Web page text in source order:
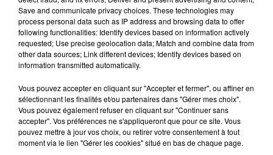
NÎMES : « LE RÊVE DU GLADIATEUR » INVESTIT
LES ARÈNES CES 3...
Après un franc succès l'été dernier, le spectacle « Le Rêve
du gladiateur » revient illuminer l'amphithéâtre romain les 6,
7 et 8 août. Une fresque nocturne...
Save and communicate privacy choices. These technologies may
process personal data such as IP address and browsing data to offer
following functionalities: Identify devices based on information actively
requested; Use precise geolocation data; Match and combine data from
other data sources; Link different devices; Identify devices based on
information transmitted automatically.
Vous pouvez accepter en cliquant sur "Accepter et fermer", ou affiner en
sélectionnant les finalités et/ou partenaires dans "Gérer mes choix".
Vous pouvez également refuser en cliquant sur "Continuer sans
accepter". Vos préférences ne s'appliqueront que pour ce site. Vous
pouvez mettre à jour vos choix, ou retirer votre consentement à tout
moment via le lien "Gérer les cookies" situé en bas de chaque page.